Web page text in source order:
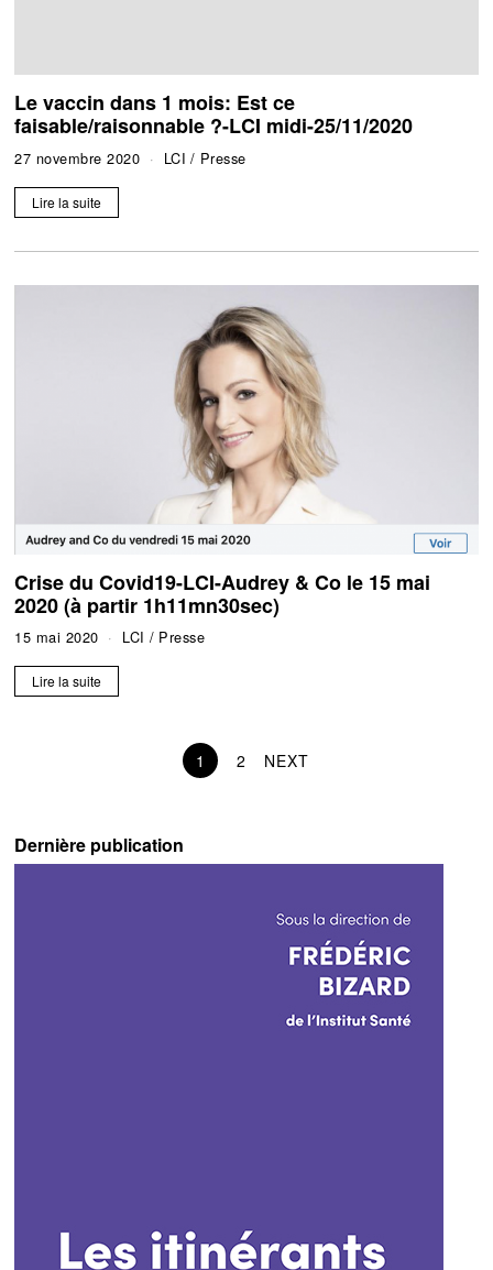
Le vaccin dans 1 mois: Est ce
faisable/raisonnable ?-LCI midi-25/11/2020
27 novembre 2020 LCI / Presse
Lire la suite
Crise du Covid19-LCI-Audrey & Co le 15 mai
2020 (à partir 1h11mn30sec)
15 mai 2020 LCI / Presse
Lire la suite
1 2 NEXT
Dernière publication